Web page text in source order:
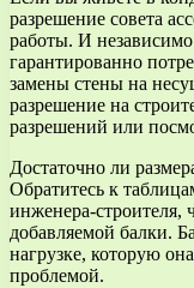
разрешение совета
работы. И
гарантированно
замены стены на
разрешение на
разрешений или
Достаточно ли
Обратитесь к
инженера-строителя,
добавляемой балки.
нагрузке, которую
проблемой.